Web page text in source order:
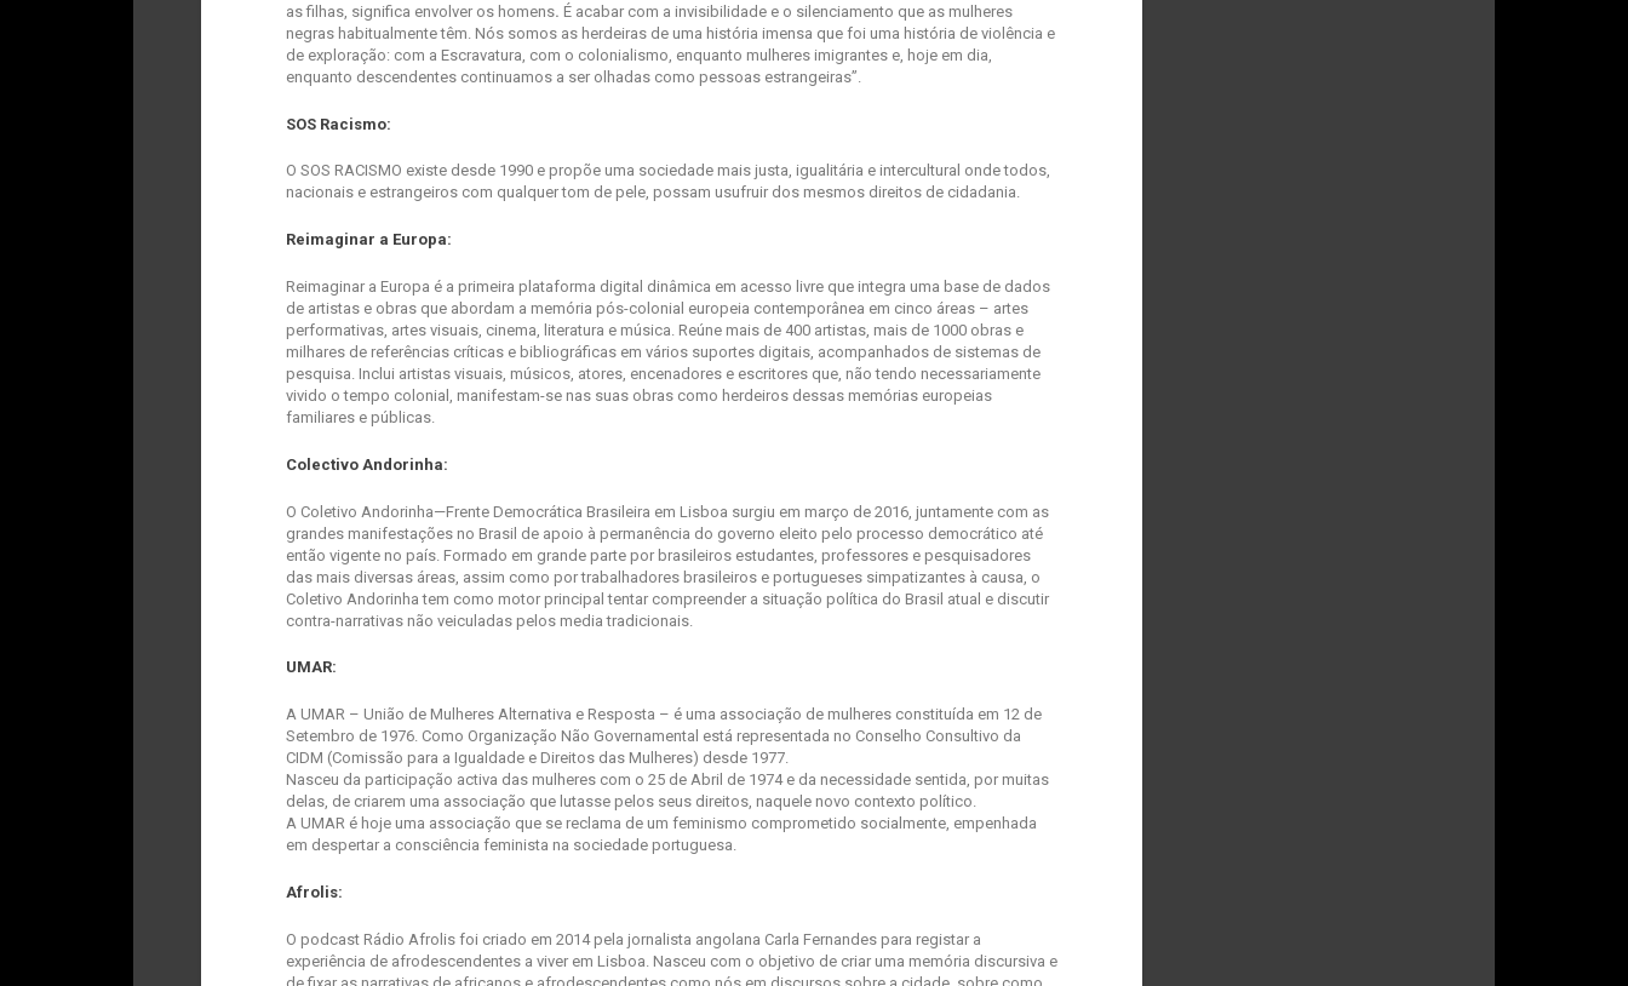
as filhas, significa envolver os homens. É acabar com a invisibilidade e o silenciamento que as mulheres
negras habitualmente têm. Nós somos as herdeiras de uma história imensa que foi uma história de violência e
de exploração: com a Escravatura, com o colonialismo, enquanto mulheres imigrantes e, hoje em dia,
enquanto descendentes continuamos a ser olhadas como pessoas estrangeiras”.
SOS Racismo:
O SOS RACISMO existe desde 1990 e propõe uma sociedade mais justa, igualitária e intercultural onde todos,
nacionais e estrangeiros com qualquer tom de pele, possam usufruir dos mesmos direitos de cidadania.
Reimaginar a Europa:
Reimaginar a Europa é a primeira plataforma digital dinâmica em acesso livre que integra uma base de dados
de artistas e obras que abordam a memória pós-colonial europeia contemporânea em cinco áreas – artes
performativas, artes visuais, cinema, literatura e música. Reúne mais de 400 artistas, mais de 1000 obras e
milhares de referências críticas e bibliográficas em vários suportes digitais, acompanhados de sistemas de
pesquisa. Inclui artistas visuais, músicos, atores, encenadores e escritores que, não tendo necessariamente
vivido o tempo colonial, manifestam-se nas suas obras como herdeiros dessas memórias europeias
familiares e públicas.
Colectivo Andorinha:
O Coletivo Andorinha—Frente Democrática Brasileira em Lisboa surgiu em março de 2016, juntamente com as
grandes manifestações no Brasil de apoio à permanência do governo eleito pelo processo democrático até
então vigente no país. Formado em grande parte por brasileiros estudantes, professores e pesquisadores
das mais diversas áreas, assim como por trabalhadores brasileiros e portugueses simpatizantes à causa, o
Coletivo Andorinha tem como motor principal tentar compreender a situação política do Brasil atual e discutir
contra-narrativas não veiculadas pelos media tradicionais.
UMAR:
A UMAR – União de Mulheres Alternativa e Resposta – é uma associação de mulheres constituída em 12 de
Setembro de 1976. Como Organização Não Governamental está representada no Conselho Consultivo da
CIDM (Comissão para a Igualdade e Direitos das Mulheres) desde 1977.
Nasceu da participação activa das mulheres com o 25 de Abril de 1974 e da necessidade sentida, por muitas
delas, de criarem uma associação que lutasse pelos seus direitos, naquele novo contexto político.
A UMAR é hoje uma associação que se reclama de um feminismo comprometido socialmente, empenhada
em despertar a consciência feminista na sociedade portuguesa.
Afrolis:
O podcast Rádio Afrolis foi criado em 2014 pela jornalista angolana Carla Fernandes para registar a
experiência de afrodescendentes a viver em Lisboa. Nasceu com o objetivo de criar uma memória discursiva e